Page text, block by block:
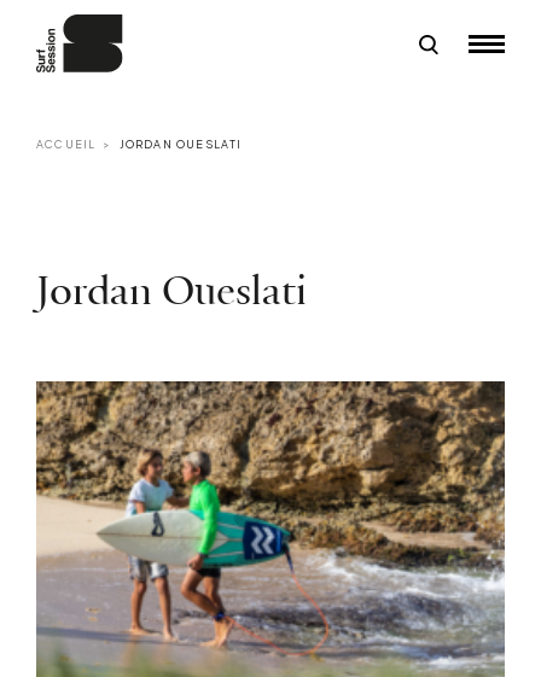
ACCUEIL JORDAN OUESLATI
Jordan Oueslati